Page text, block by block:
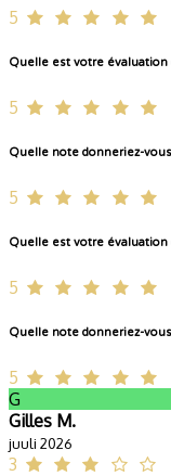
5
Quelle est votre évaluation
5
Quelle note donneriez-
5
Quelle est votre évaluation
5
Quelle note donneriez-
5
G
Gilles M.
juuli 2026
3